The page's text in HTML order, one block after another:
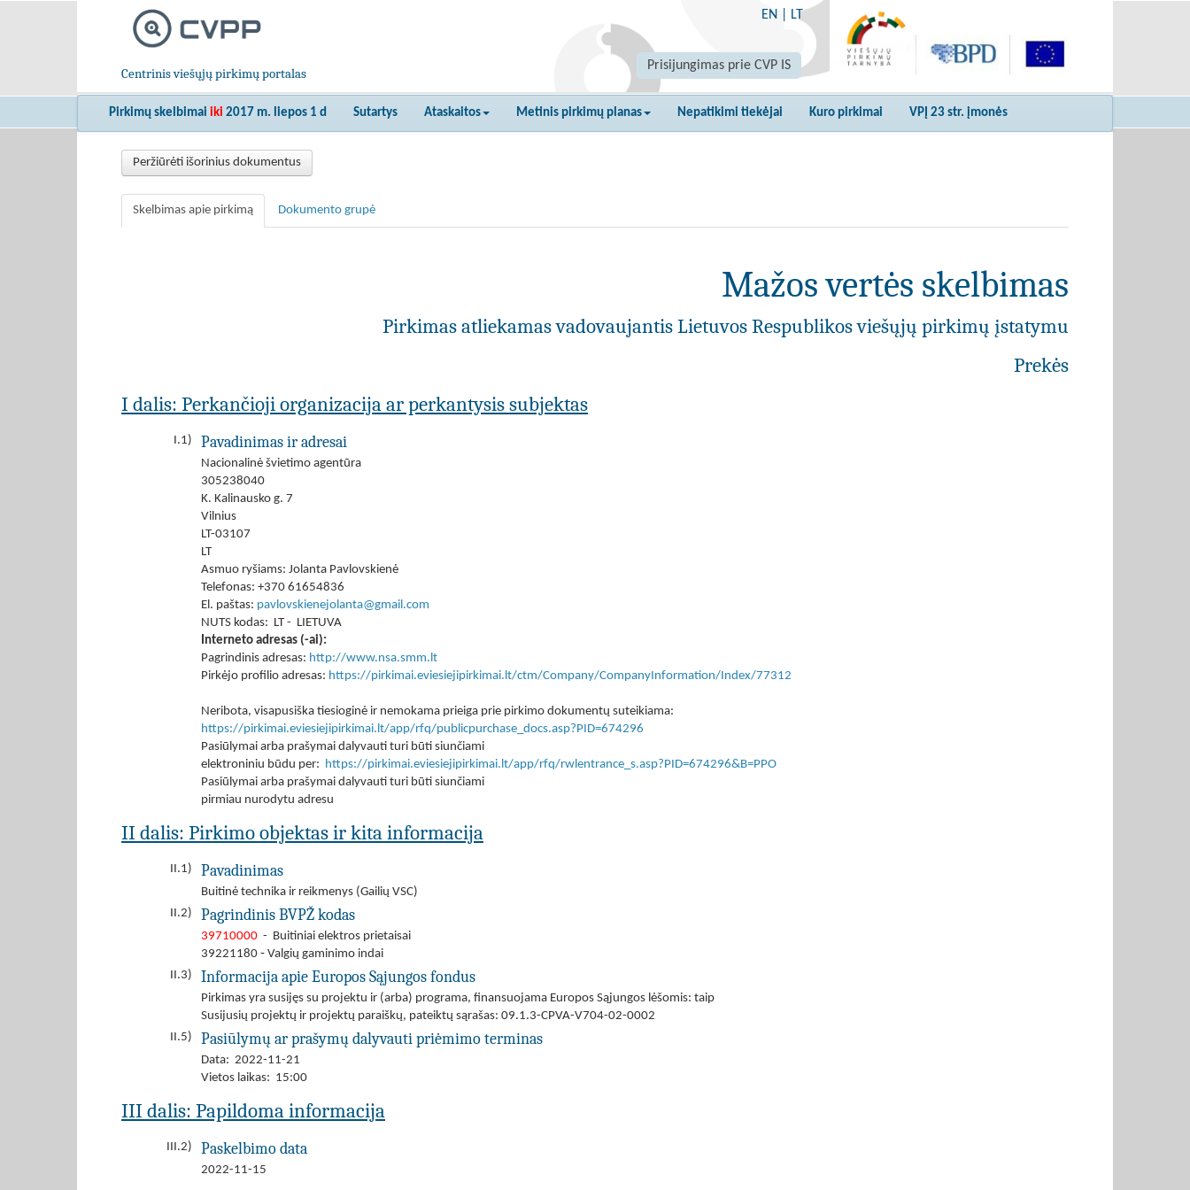
Centrinis viešųjų pirkimų portalas
EN LT
Prisijungimas prie CVP IS
Pirkimų skelbimai iki 2017 m. liepos 1 d Sutartys Ataskaitos Metinis pirkimų planas Nepatikimi tiekėjai Kuro pirkimai VPĮ 23 str. įmonės
Peržiūrėti išorinius dokumentus
Skelbimas apie pirkimą Dokumento grupė
Mažos vertės skelbimas
Pirkimas atliekamas vadovaujantis Lietuvos Respublikos viešųjų pirkimų įstatymu
Prekės
I dalis: Perkančioji organizacija ar perkantysis subjektas
I.1) Pavadinimas ir adresai
Nacionalinė švietimo agentūra
305238040
K. Kalinausko g. 7
Vilnius
LT-03107
LT
Asmuo ryšiams: Jolanta Pavlovskienė
Telefonas: +370 61654836
El. paštas: pavlovskienejolanta@gmail.com
NUTS kodas: LT - LIETUVA
Interneto adresas (-ai):
Pagrindinis adresas: http://www.nsa.smm.lt
Pirkėjo profilio adresas: https://pirkimai.eviesiejipirkimai.lt/ctm/Company/CompanyInformation/Index/77312
Neribota, visapusiška tiesioginė ir nemokama prieiga prie pirkimo dokumentų suteikiama:
https://pirkimai.eviesiejipirkimai.lt/app/rfq/publicpurchase_docs.asp?PID=674296
Pasiūlymai arba prašymai dalyvauti turi būti siunčiami
elektroniniu būdu per: https://pirkimai.eviesiejipirkimai.lt/app/rfq/rwlentrance_s.asp?PID=674296&B=PPO
Pasiūlymai arba prašymai dalyvauti turi būti siunčiami
pirmiau nurodytu adresu
II dalis: Pirkimo objektas ir kita informacija
II.1) Pavadinimas
Buitinė technika ir reikmenys (Gailių VSC)
II.2)
Pagrindinis BVPŽ kodas
39710000 - Buitiniai elektros prietaisai
39221180 ‐ Valgių gaminimo indai
II.3)
Informacija apie Europos Sąjungos fondus
Pirkimas yra susijęs su projektu ir (arba) programa, finansuojama Europos Sąjungos lėšomis: taip
Susijusių projektų ir projektų paraiškų, pateiktų sąrašas: 09.1.3-CPVA-V704-02-0002
II.5)
Pasiūlymų ar prašymų dalyvauti priėmimo terminas
Data: 2022-11-21
Vietos laikas: 15:00
III dalis: Papildoma informacija
III.2) Paskelbimo data
2022-11-15